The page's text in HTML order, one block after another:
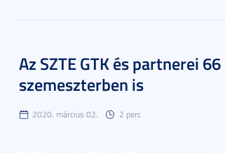
Az SZTE GTK és partnerei
szemeszterben is
2020. március 02. 2 perc